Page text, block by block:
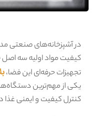
در آشپزخانه‌های صنعتی
کیفیت مواد اولیه سه
تجهیزات حرفه‌ای این فضا،
یکی از مهم‌ترین
کنترل کیفیت و ایمنی غذا